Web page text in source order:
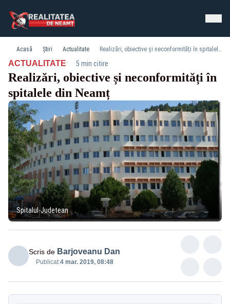
Acasă Știri Actualitate Realizări, obiective și neconformități în spitalele din Neamț
ACTUALITATE· 5 min citire
Realizări, obiective și neconformități în
spitalele din Neamț
Spitalul-Judetean
Scris de Barjoveanu Dan
Publicat:4 mar. 2019, 08:48